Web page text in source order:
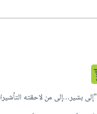
بشير…إلى من لاحقته